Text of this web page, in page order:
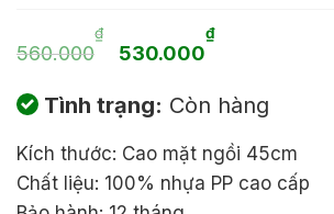
560.000
₫
Giá
gốc
là:
560.000₫.
530.000
₫Giá
hiện
tại
là:
Tình trạng: Còn hàng
Kích thước: Cao mặt ngồi 45cm
Chất liệu: 100% nhựa PP cao cấp